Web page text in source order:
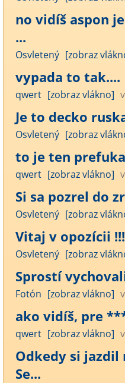
no vidíš aspon
...
Osvletený [zobraz
vypada to tak....
qwert [zobraz vlákno]
Je to decko
Osvletený [zobraz
to je ten
qwert [zobraz vlákno]
Si sa pozrel do
Osvletený [zobraz
Vitaj v opozícii
Osvletený [zobraz
Sprostí
Fotón [zobraz vlákno]
ako vidíš, pre
qwert [zobraz vlákno]
Odkedy si jazdil
Se...